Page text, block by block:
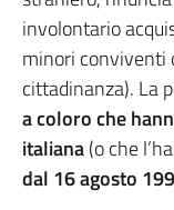
involontario
minori conviventi
cittadinanza). La
a coloro che
italiana(o che
dal 16 agosto